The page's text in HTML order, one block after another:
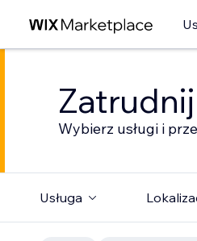
Wybierz usługi i
Usługa